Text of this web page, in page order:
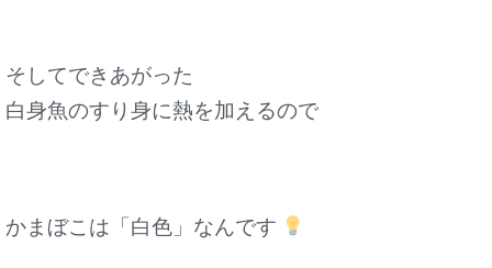
そしてできあがった
白身魚のすり身に熱を加えるので
かまぼこは「白色」なんです